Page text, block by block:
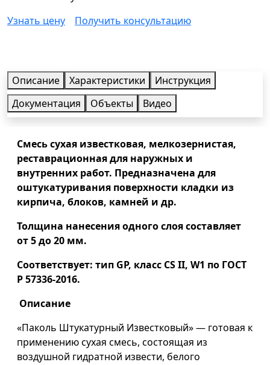
Узнать цену
Получить консультацию
Описание Характеристики
Инструкция
Документация
Объекты Видео
Смесь сухая известковая, мелкозернистая,
реставрационная для наружных и
внутренних работ. Предназначена для
оштукатуривания поверхности кладки из
кирпича, блоков, камней и др.
Толщина нанесения одного слоя составляет
от 5 до 20 мм.
Соответствует: тип GP, класс CSII, W1 по ГОСТ
Р 57336-2016.
Описание
«Паколь Штукатурный Известковый» — готовая к
применению сухая смесь, состоящая из
воздушной гидратной извести, белого